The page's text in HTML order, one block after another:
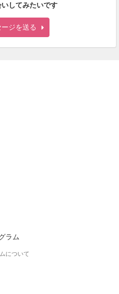
してみたいです
ジを送る
ラム
について